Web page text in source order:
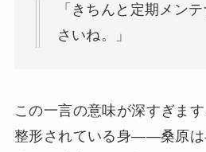
「きちんと定期メン
さいね。」
この一言の意味が深すぎま
整形されている身——桑原は